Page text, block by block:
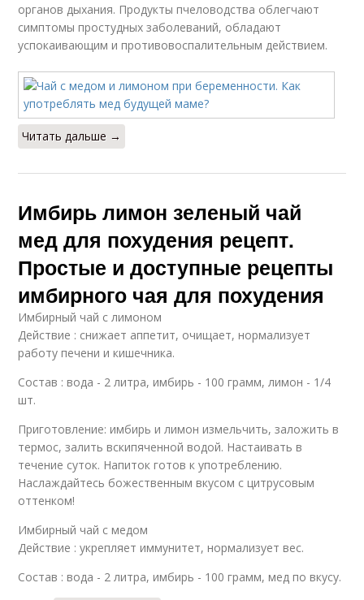
органов дыхания. Продукты пчеловодства облегчают
симптомы простудных заболеваний, обладают
успокаивающим и противовоспалительным действием.
Читать дальше →
Имбирь лимон зеленый чай
мед для похудения рецепт.
Простые и доступные рецепты
имбирного чая для похудения
Имбирный чай с лимоном
Действие : снижает аппетит, очищает, нормализует
работу печени и кишечника.
Состав : вода - 2 литра, имбирь - 100 грамм, лимон - 1/4
шт.
Приготовление: имбирь и лимон измельчить, заложить в
термос, залить вскипяченной водой. Настаивать в
течение суток. Напиток готов к употреблению.
Наслаждайтесь божественным вкусом с цитрусовым
оттенком!
Имбирный чай с медом
Действие : укрепляет иммунитет, нормализует вес.
Состав : вода - 2 литра, имбирь - 100 грамм, мед по вкусу.